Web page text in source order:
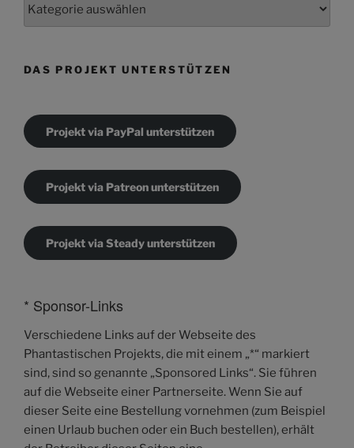
DAS PROJEKT UNTERSTÜTZEN
Projekt via PayPal unterstützen
Projekt via Patreon unterstützen
Projekt via Steady unterstützen
* Sponsor-Links
Verschiedene Links auf der Webseite des
Phantastischen Projekts, die mit einem „*“ markiert
sind, sind so genannte „Sponsored Links“. Sie führen
auf die Webseite einer Partnerseite. Wenn Sie auf
dieser Seite eine Bestellung vornehmen (zum Beispiel
einen Urlaub buchen oder ein Buch bestellen), erhält